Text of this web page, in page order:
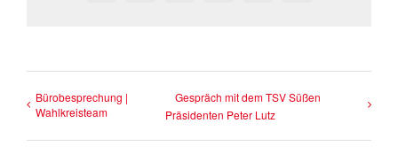
Bürobesprechung |
Wahlkreisteam
Gespräch mit dem TSV Süßen
Präsidenten Peter Lutz